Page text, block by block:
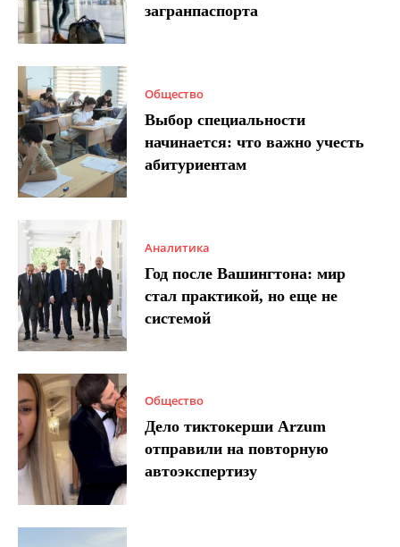
загранпаспорта
Общество
Выбор специальности
начинается: что важно учесть
абитуриентам
Аналитика
Год после Вашингтона: мир
стал практикой, но еще не
системой
Общество
Дело тиктокерши Arzum
отправили на повторную
автоэкспертизу